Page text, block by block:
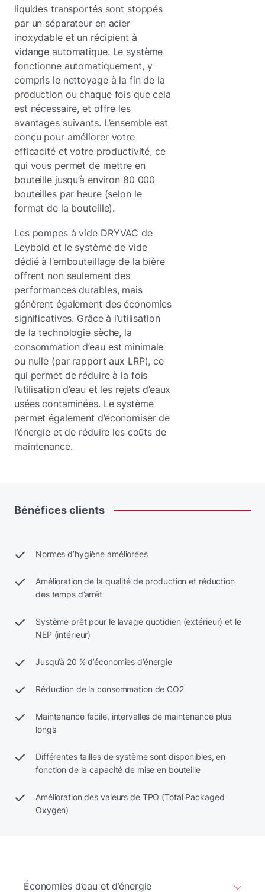
liquides transportés sont stoppés
par un séparateur en acier
inoxydable et un récipient à
vidange automatique. Le système
fonctionne automatiquement, y
compris le nettoyage à la fin de la
production ou chaque fois que cela
est nécessaire, et offre les
avantages suivants. L’ensemble est
conçu pour améliorer votre
efficacité et votre productivité, ce
qui vous permet de mettre en
bouteille jusqu’à environ 80 000
bouteilles par heure (selon le
format de la bouteille).
Les pompes à vide DRYVAC de
Leybold et le système de vide
dédié à l’embouteillage de la bière
offrent non seulement des
performances durables, mais
génèrent également des économies
significatives. Grâce à l’utilisation
de la technologie sèche, la
consommation d’eau est minimale
ou nulle (par rapport aux LRP), ce
qui permet de réduire à la fois
l’utilisation d’eau et les rejets d’eaux
usées contaminées. Le système
permet également d’économiser de
l’énergie et de réduire les coûts de
maintenance.
Bénéficesclients
Normes d’hygiène améliorées
Amélioration de la qualité de production et réduction
des temps d’arrêt
Système prêt pour le lavage quotidien (extérieur) et le
NEP (intérieur)
Jusqu’à 20 % d’économies d’énergie
Réduction de la consommation de CO2
Maintenance facile, intervalles de maintenance plus
longs
Différentes tailles de système sont disponibles, en
fonction de la capacité de mise en bouteille
Amélioration des valeurs de TPO (Total Packaged
Oxygen)
Économies d’eau et d’énergie